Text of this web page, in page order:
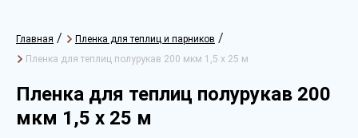
Главная / Пленка для теплиц и парников /
Пленка для теплиц полурукав 200 мкм 1,5 х 25 м
Пленка для теплиц полурукав 200
мкм 1,5 х 25 м